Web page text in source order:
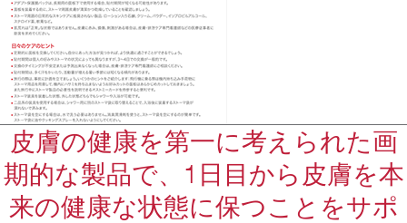
皮膚の健康を第一に考えられた画
期的な製品で、1日目から皮膚を本
来の健康な状態に保つことをサポ